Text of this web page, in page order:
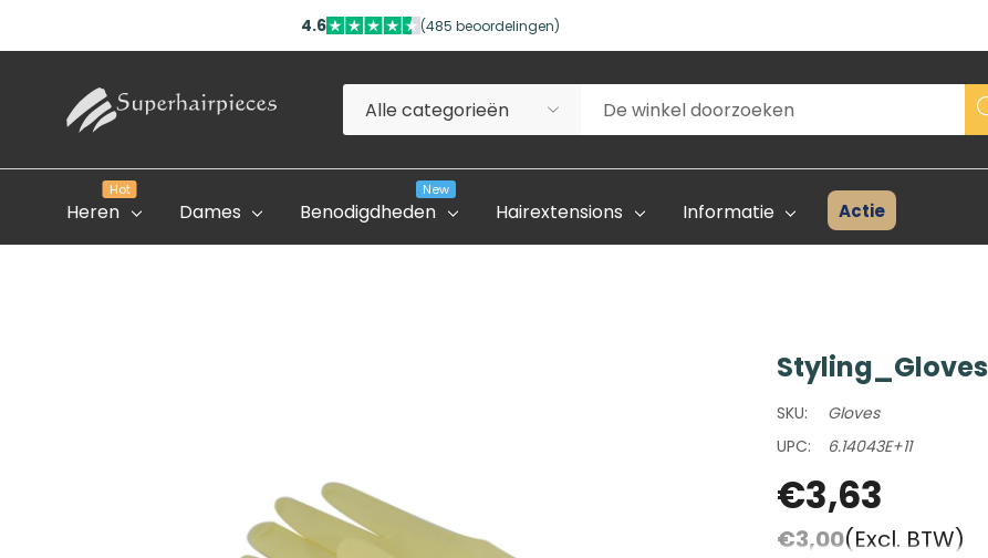
4.6 (485 beoordelingen)
Alle
categorieën
Zoeken
Heren
Hot
Dames Benodigdheden
New
Hairextensions Informatie
Aanvraagformulier
Beoordelingen En Getuigenissen
Actie
Styling_Gloves
SKU:
Gloves
UPC:
6.14043E+11
€3,63
€3,00(Excl. BTW)